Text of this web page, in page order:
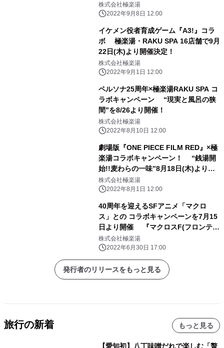
株式会社極楽湯
2022年9月8日 12:00
イケメン役者育成ゲーム『A3!』コラ
ボ 極楽湯・RAKU SPA 16店舗で9月
22日(木)より開催決定！
株式会社極楽湯
2022年9月1日 12:00
ペルソナ25周年×極楽湯RAKU SPA コ
ラボキャンペーン “現実と風呂の狭
間”を8/26より開催！
株式会社極楽湯
2022年8月10日 12:00
劇場版『ONE PIECE FILM RED』×極
楽湯コラボキャンペーン！ “銭湯開
始!!麦わらの一味”8月18日(木)より開
催！
株式会社極楽湯
2022年8月1日 12:00
40周年を迎えるSFアニメ「マクロ
ス」との コラボキャンペーンを7月15
日より開催 『マクロスF(フロンティ
ア)』からシェリルとランカの2人と、
『マクロスΔ(デルタ)』からワルキュ
ーレの5人が描き下ろしで登場！
株式会社極楽湯
2022年6月30日 17:00
発行者のリリースをもっと見る
旅行の新着 もっと見る
【愛知初】八丁味噌だれで楽しむ「贅